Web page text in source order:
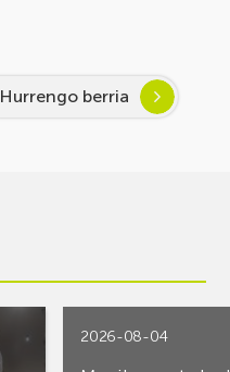
Hurrengo berria
2026-08-04